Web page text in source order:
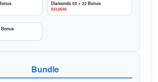
Diamonds 50 + 22 Bonus
833,664đ
Bonus
Bundle